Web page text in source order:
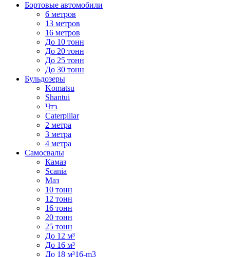
Бортовые автомобили
6 метров
13 метров
16 метров
До 10 тонн
До 20 тонн
До 25 тонн
До 30 тонн
Бульдозеры
Komatsu
Shantui
Чтз
Caterpillar
2 метра
3 метра
4 метра
Самосвалы
Камаз
Scania
Маз
10 тонн
12 тонн
16 тонн
20 тонн
25 тонн
До 12 м³
До 16 м³
До 18 м³16-m3